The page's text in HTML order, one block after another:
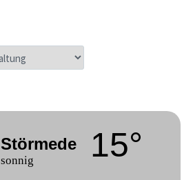
Störmede
sonnig 15°